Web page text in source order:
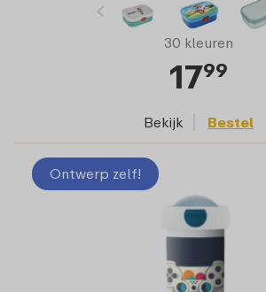
30 kleuren
1799
Bekijk Bestel
Ontwerp zelf!